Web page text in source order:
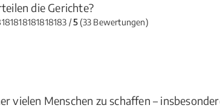
die Gerichte?
/5(33 Bewertungen)
vielen Menschen zu schaffen –